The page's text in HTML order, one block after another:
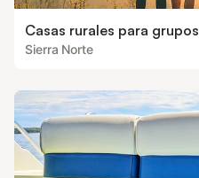
Casas rurales para grupos
Sierra Norte